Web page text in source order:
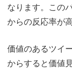
なります。この
からの反応率が
価値のあるツイ
からすると価値